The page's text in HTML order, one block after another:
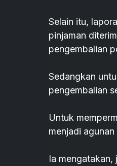
Selain itu,
pinjaman
pengembalian
Sedangkan
pengembalian
Untuk
menjadi
Ia mengatakan,